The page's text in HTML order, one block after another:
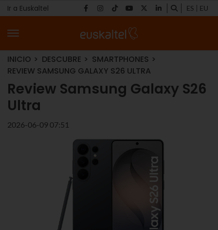
Ir a Euskaltel ES EU
INICIO DESCUBRE
SMARTPHONES
REVIEW SAMSUNG GALAXY S26 ULTRA
Review Samsung Galaxy S26
Ultra
2026-06-09 07:51